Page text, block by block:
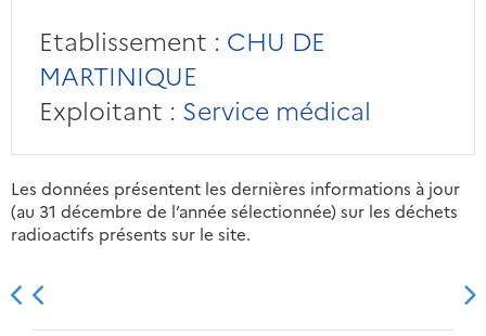
Etablissement : CHU DE
MARTINIQUE
Exploitant : Service médical
Les données présentent les dernières informations à jour
(au 31 décembre de l’année sélectionnée) sur les déchets
radioactifs présents sur le site.